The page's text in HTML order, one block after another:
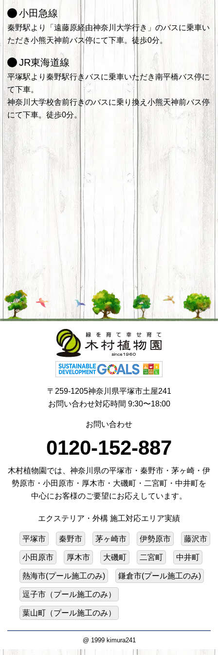
小田急線
秦野駅より「遠藤原経由神奈川大学行き」のバスに乗車い
ただき小熊天神前バス停にて下車。徒歩0分。
JR東海道線
平塚駅より秦野駅行きバスに乗車いただき南平橋バス停に
て下車。
神奈川大学校舎前行きのバスに乗り換え小熊天神前バス停
にて下車。徒歩0分。
〒259-1205神奈川県平塚市土屋241
お問い合わせ対応時間 9:30〜18:00
お問い合わせ
0120-152-887
木村植物園では、神奈川県の平塚市・秦野市・茅ヶ崎・伊
勢原市・小田原市・厚木市・大磯町・二宮町・中井町を
中心にお客様のご要望にお応えしています。
エクステリア・外構 施工対応エリア実績
平塚市 秦野市 茅ヶ崎市 伊勢原市 藤沢市
小田原市 厚木市 大磯町 二宮町 中井町
熱海市(プール施工のみ) 鎌倉市(プール施工のみ)
逗子市（プール施工のみ）
葉山町（プール施工のみ）
@ 1999 kimura241